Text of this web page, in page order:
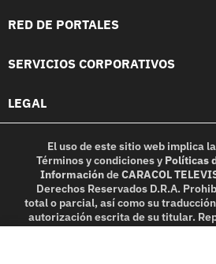
RED DE PORTALES
SERVICIOS CORPORATIVOS
LEGAL
El uso de este sitio web implica
Términos y condicionesy Políticas
InformacióndeCARACOL
Derechos Reservados D.R.A.
total o parcial, así como su
autorización escrita de su titular.
in part, or translation without